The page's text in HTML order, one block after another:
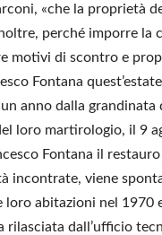
«che la proprietà
perché imporre la
motivi di scontro e
Fontana
anno dalla
loro martirologio, il 9
Fontana il
incontrate, viene
abitazioni nel 1970
rilasciata dall’ufficio